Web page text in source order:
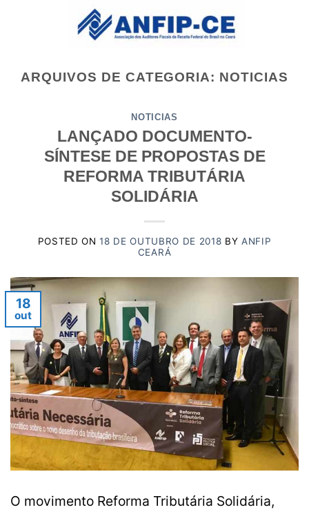
ARQUIVOS DE CATEGORIA: NOTICIAS
NOTICIAS
LANÇADO DOCUMENTO-
SÍNTESE DE PROPOSTAS DE
REFORMA TRIBUTÁRIA
SOLIDÁRIA
POSTED ON18 DE OUTUBRO DE 2018 BYANFIP
CEARÁ
18
out
O movimento Reforma Tributária Solidária,